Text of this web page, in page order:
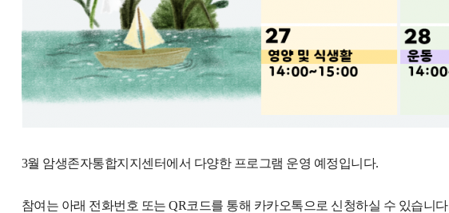
3월 암생존자통합지지센터에서 다양한 프로그램 운영 예정입니다.
참여는 아래 전화번호 또는 QR코드를 통해 카카오톡으로 신청하실 수 있습니다.